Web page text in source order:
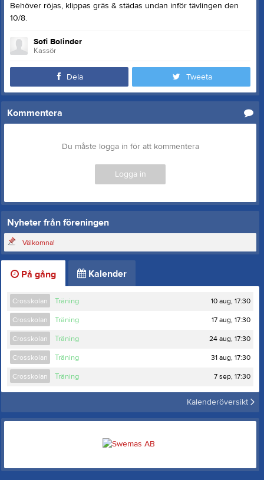
Behöver röjas, klippas gräs & städas undan inför tävlingen den
10/8.
Sofi Bolinder
Kassör
Dela Tweeta
Kommentera
Du måste logga in för att kommentera
Logga in
Nyheter från föreningen
Välkomna!
På gång Kalender
Crosskolan Träning 10 aug, 17:30
Crosskolan Träning 17 aug, 17:30
Crosskolan Träning 24 aug, 17:30
Crosskolan Träning 31 aug, 17:30
Crosskolan Träning 7 sep, 17:30
Kalenderöversikt